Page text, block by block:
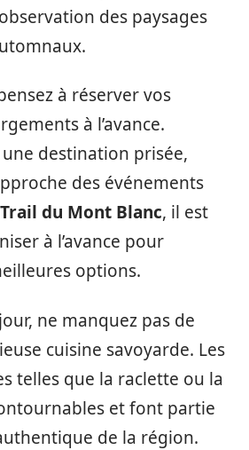
des paysages
à réserver vos
à l’avance.
destination prisée,
des événements
du Mont Blanc, il est
à l’avance pour
options.
ne manquez pas de
cuisine savoyarde. Les
telles que la raclette ou la
et font partie
de la région.